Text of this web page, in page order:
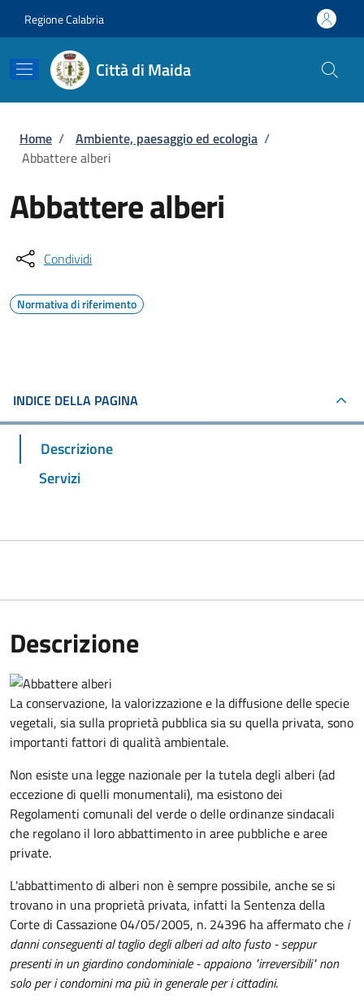
Regione Calabria
Città di Maida
Briciole di pane
Home / Ambiente, paesaggio ed ecologia /
Abbattere alberi
Abbattere alberi
Condividi
Normativa di riferimento
INDICE DELLA PAGINA
Descrizione
Servizi
Descrizione
La conservazione, la valorizzazione e la diffusione delle specie
vegetali, sia sulla proprietà pubblica sia su quella privata, sono
importanti fattori di qualità ambientale.
Non esiste una legge nazionale per la tutela degli alberi (ad
eccezione di quelli monumentali), ma esistono dei
Regolamenti comunali del verde o delle ordinanze sindacali
che regolano il loro abbattimento in aree pubbliche e aree
private.
L'abbattimento di alberi non è sempre possibile, anche se si
trovano in una proprietà privata, infatti la Sentenza della
Corte di Cassazione 04/05/2005, n. 24396 ha affermato che i
danni conseguenti al taglio degli alberi ad alto fusto - seppur
presenti in un giardino condominiale - appaiono "irreversibili" non
solo per i condomini ma più in generale per i cittadini.